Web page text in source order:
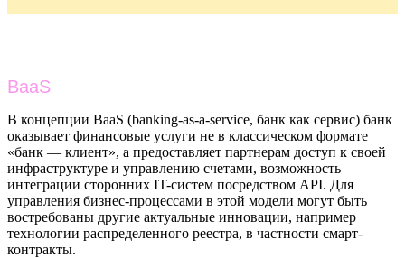
BaaS
В концепции BaaS (banking-as-a-service, банк как сервис) банк
оказывает финансовые услуги не в классическом формате
«банк — клиент», а предоставляет партнерам доступ к своей
инфраструктуре и управлению счетами, возможность
интеграции сторонних IT-систем посредством API. Для
управления бизнес-процессами в этой модели могут быть
востребованы другие актуальные инновации, например
технологии распределенного реестра, в частности смарт-
контракты.